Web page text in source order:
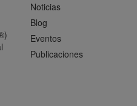
Noticias
Blog
Eventos
Publicaciones